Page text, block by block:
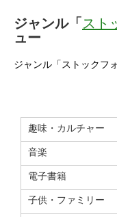
ジャンル「スト
ュー
ジャンル「ストックフ
趣味・カルチャー
音楽
電子書籍
子供・ファミリー